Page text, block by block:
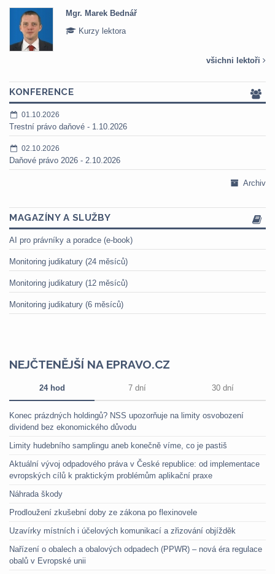
Mgr. Marek Bednář
Kurzy lektora
všichni lektoři
KONFERENCE
01.10.2026
Trestní právo daňové - 1.10.2026
02.10.2026
Daňové právo 2026 - 2.10.2026
Archiv
MAGAZÍNY A SLUŽBY
AI pro právníky a poradce (e-book)
Monitoring judikatury (24 měsíců)
Monitoring judikatury (12 měsíců)
Monitoring judikatury (6 měsíců)
NEJČTENĚJŠÍ NA EPRAVO.CZ
24 hod 7 dní 30 dní
Konec prázdných holdingů? NSS upozorňuje na limity osvobození
dividend bez ekonomického důvodu
Limity hudebního samplingu aneb konečně víme, co je pastiš
Aktuální vývoj odpadového práva v České republice: od implementace
evropských cílů k praktickým problémům aplikační praxe
Náhrada škody
Prodloužení zkušební doby ze zákona po flexinovele
Uzavírky místních i účelových komunikací a zřizování objížděk
Nařízení o obalech a obalových odpadech (PPWR) – nová éra regulace
obalů v Evropské unii